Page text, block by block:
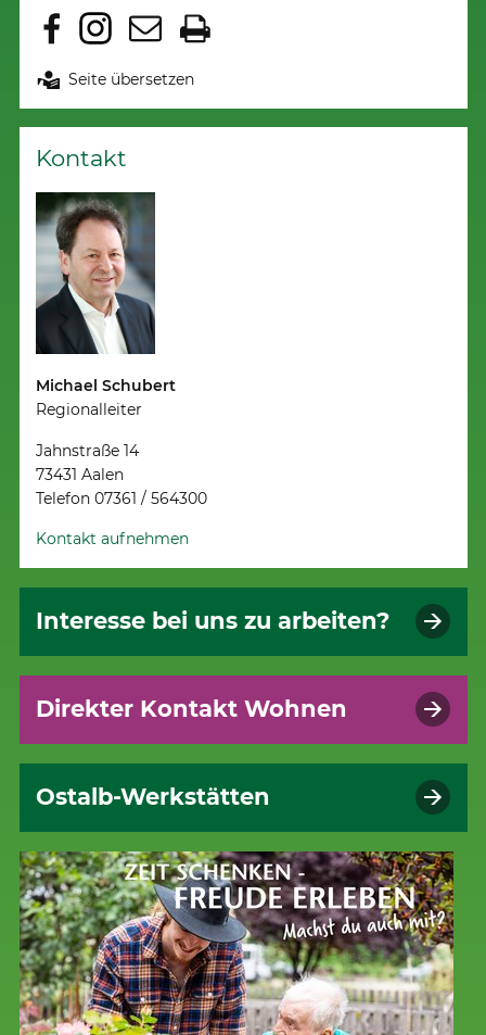
Erlaube YouTube und lade diese Ressource
Seite übersetzen
Kontakt
Michael Schubert
Regionalleiter
Jahnstraße 14
73431 Aalen
Telefon 07361 / 564300
Kontakt aufnehmen
Interesse bei uns zu arbeiten?
Direkter Kontakt Wohnen
Ostalb-Werkstätten